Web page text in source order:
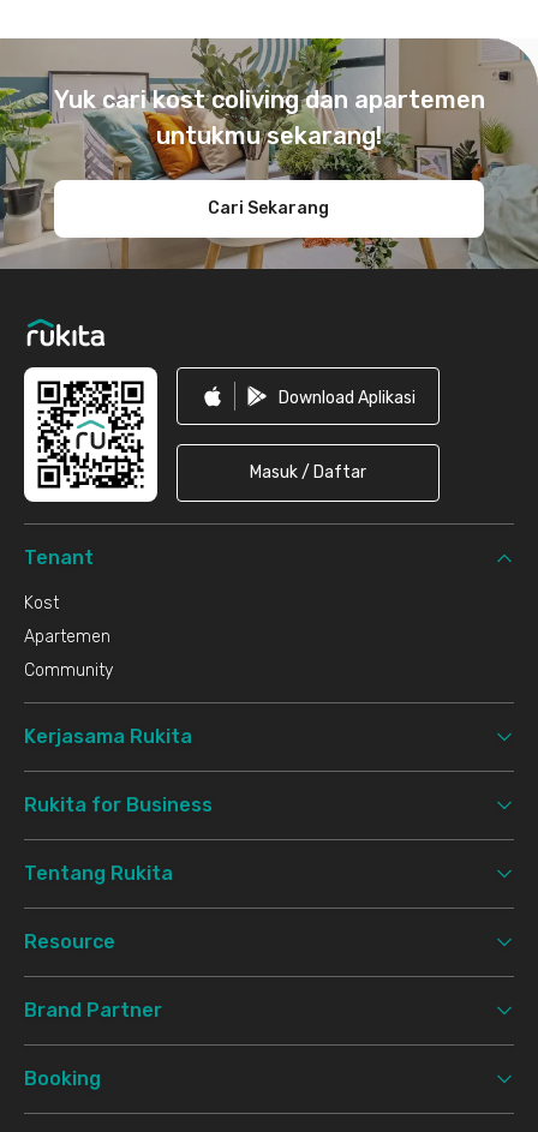
Yuk cari kost coliving dan apartemen
untukmu sekarang!
Cari Sekarang
Download Aplikasi
Masuk / Daftar
Tenant
Kost
Apartemen
Community
Kerjasama Rukita
Rukita for Business
Tentang Rukita
Resource
Brand Partner
Booking